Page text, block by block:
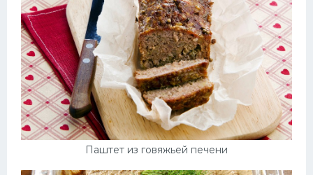
Паштет из говяжьей печени